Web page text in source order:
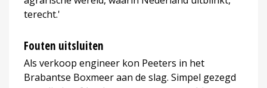
terecht.'
Fouten uitsluiten
Als verkoop engineer kon Peeters in het
Brabantse Boxmeer aan de slag. Simpel gezegd